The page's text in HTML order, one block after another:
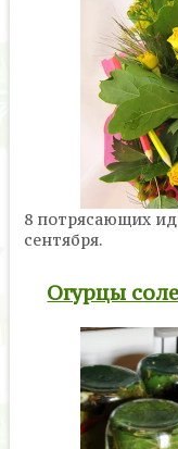
8 потрясающих
сентября.
Огурцы